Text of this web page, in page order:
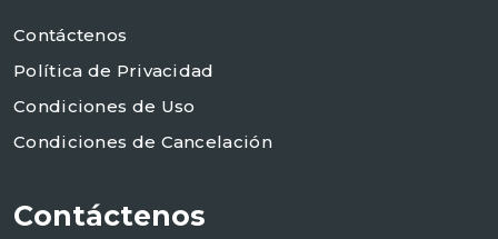
Contáctenos
Política de Privacidad
Condiciones de Uso
Condiciones de Cancelación
Contáctenos